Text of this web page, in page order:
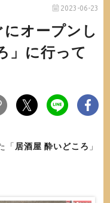
2023-06-23
オープンし
」に行って
「 居酒屋 酔いどころ 」